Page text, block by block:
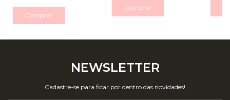
Comprar
Comprar
NEWSLETTER
Cadastre-se para ficar por dentro das novidades!